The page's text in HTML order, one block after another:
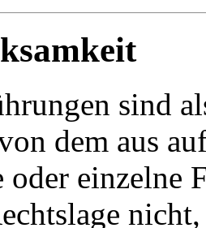
sind
dem aus
oder einzelne